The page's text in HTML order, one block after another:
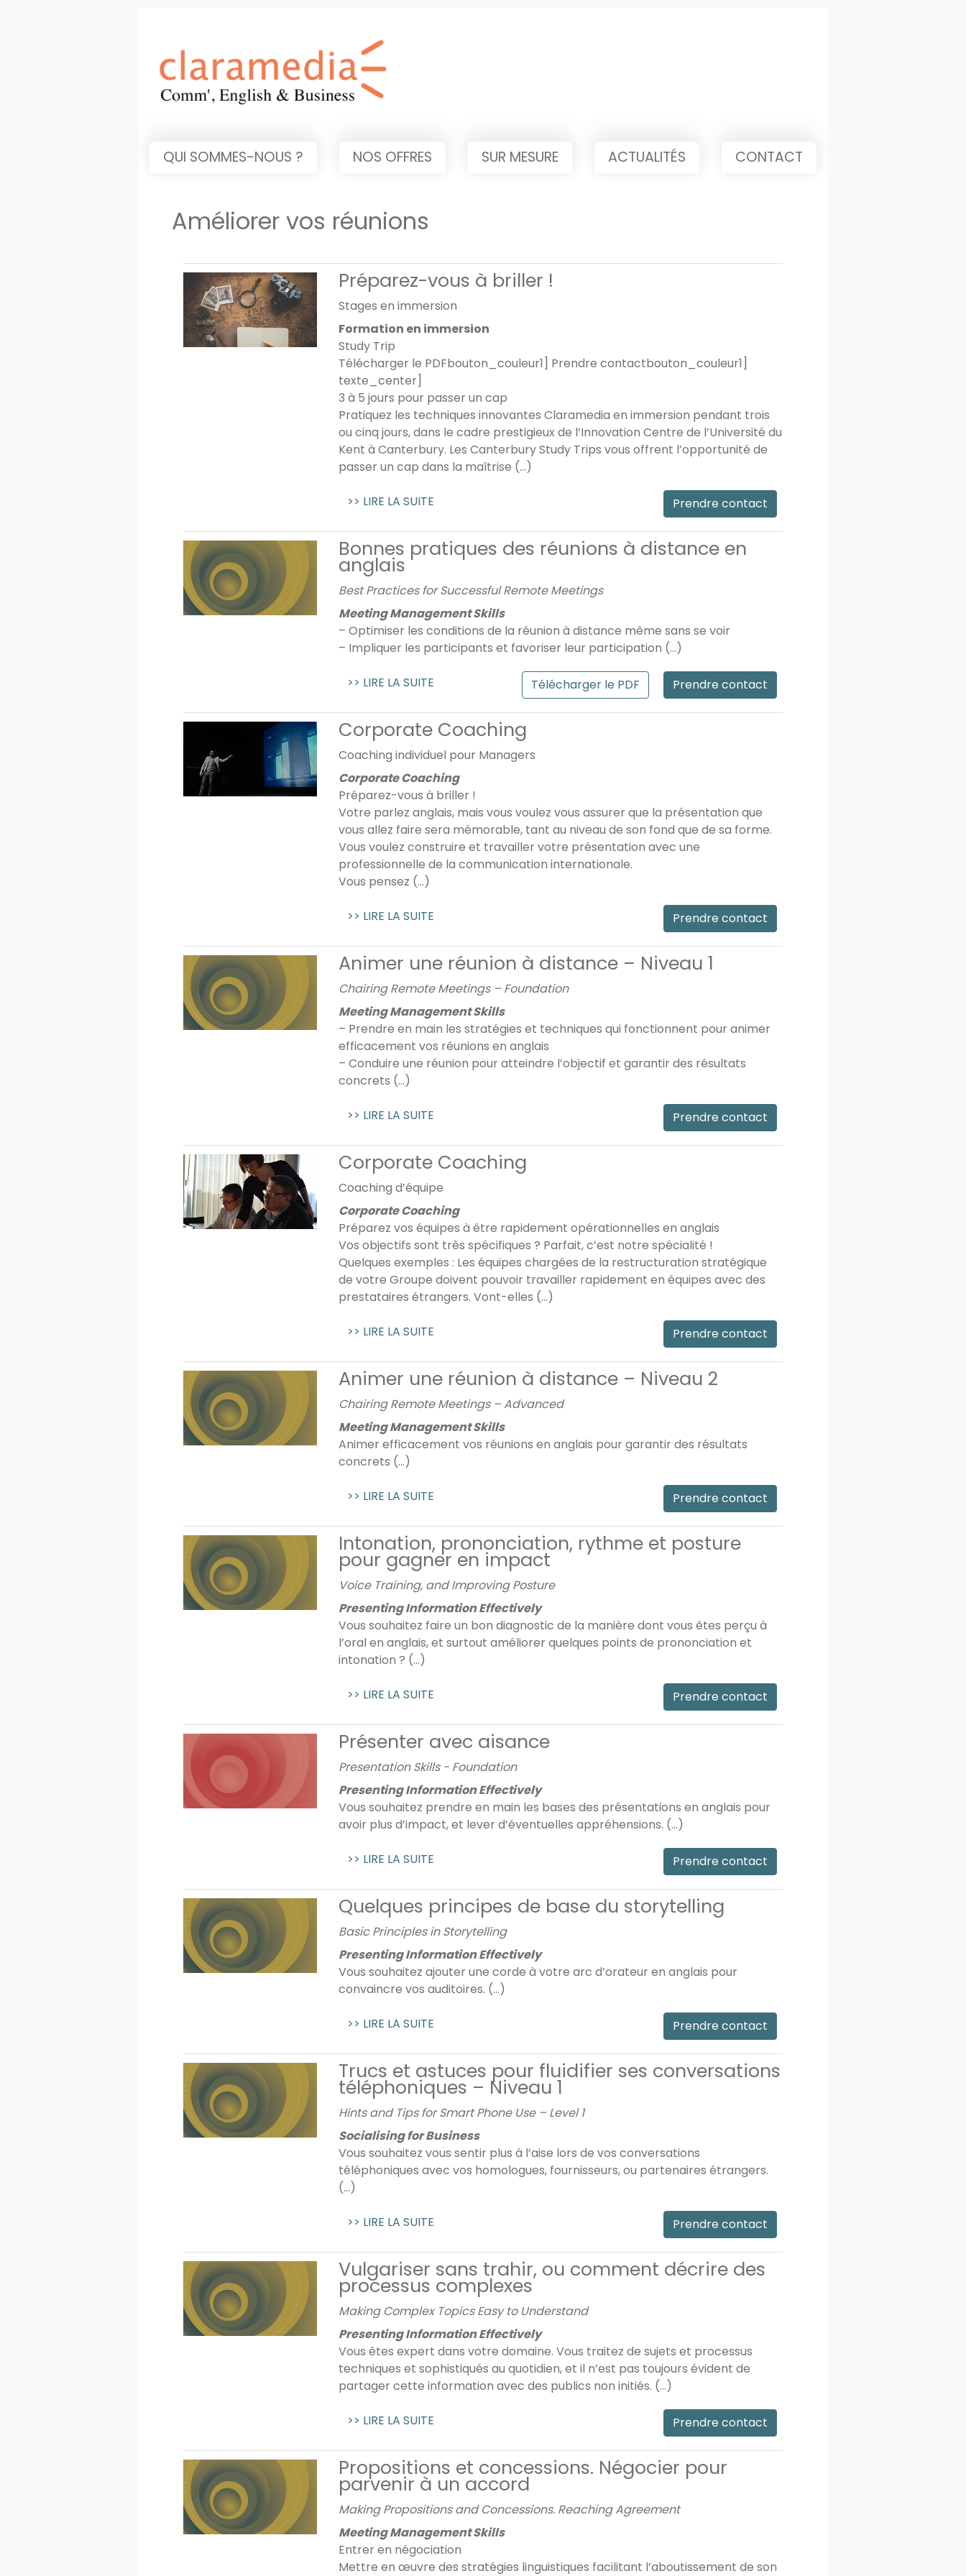
QUI SOMMES-NOUS ? NOS OFFRES SUR MESURE ACTUALITÉS CONTACT
Améliorer vos réunions
Préparez-vous à briller !
Stages en immersion
Formation en immersion
Study Trip
Télécharger le PDFbouton_couleur1] Prendre contactbouton_couleur1]
texte_center]
3 à 5 jours pour passer un cap
Pratiquez les techniques innovantes Claramedia en immersion pendant trois
ou cinq jours, dans le cadre prestigieux de l’Innovation Centre de l’Université du
Kent à Canterbury. Les Canterbury Study Trips vous offrent l’opportunité de
passer un cap dans la maîtrise (…)
>> LIRE LA SUITE Prendre contact
Bonnes pratiques des réunions à distance en
anglais
Best Practices for Successful Remote Meetings
Meeting Management Skills
– Optimiser les conditions de la réunion à distance même sans se voir
– Impliquer les participants et favoriser leur participation (...)
>> LIRE LA SUITE Télécharger le PDF Prendre contact
Corporate Coaching
Coaching individuel pour Managers
Corporate Coaching
Préparez-vous à briller !
Votre parlez anglais, mais vous voulez vous assurer que la présentation que
vous allez faire sera mémorable, tant au niveau de son fond que de sa forme.
Vous voulez construire et travailler votre présentation avec une
professionnelle de la communication internationale.
Vous pensez (...)
>> LIRE LA SUITE Prendre contact
Animer une réunion à distance – Niveau 1
Chairing Remote Meetings – Foundation
Meeting Management Skills
– Prendre en main les stratégies et techniques qui fonctionnent pour animer
efficacement vos réunions en anglais
– Conduire une réunion pour atteindre l’objectif et garantir des résultats
concrets (...)
>> LIRE LA SUITE Prendre contact
Corporate Coaching
Coaching d’équipe
Corporate Coaching
Préparez vos équipes à être rapidement opérationnelles en anglais
Vos objectifs sont très spécifiques ? Parfait, c’est notre spécialité !
Quelques exemples : Les équipes chargées de la restructuration stratégique
de votre Groupe doivent pouvoir travailler rapidement en équipes avec des
prestataires étrangers. Vont-elles (...)
>> LIRE LA SUITE Prendre contact
Animer une réunion à distance – Niveau 2
Chairing Remote Meetings – Advanced
Meeting Management Skills
Animer efficacement vos réunions en anglais pour garantir des résultats
concrets (...)
>> LIRE LA SUITE Prendre contact
Intonation, prononciation, rythme et posture
pour gagner en impact
Voice Training, and Improving Posture
Presenting Information Effectively
Vous souhaitez faire un bon diagnostic de la manière dont vous êtes perçu à
l’oral en anglais, et surtout améliorer quelques points de prononciation et
intonation ? (...)
>> LIRE LA SUITE Prendre contact
Présenter avec aisance
Presentation Skills - Foundation
Presenting Information Effectively
Vous souhaitez prendre en main les bases des présentations en anglais pour
avoir plus d’impact, et lever d’éventuelles appréhensions. (...)
>> LIRE LA SUITE Prendre contact
Quelques principes de base du storytelling
Basic Principles in Storytelling
Presenting Information Effectively
Vous souhaitez ajouter une corde à votre arc d’orateur en anglais pour
convaincre vos auditoires. (...)
>> LIRE LA SUITE Prendre contact
Trucs et astuces pour fluidifier ses conversations
téléphoniques – Niveau 1
Hints and Tips for Smart Phone Use – Level 1
Socialising for Business
Vous souhaitez vous sentir plus à l’aise lors de vos conversations
téléphoniques avec vos homologues, fournisseurs, ou partenaires étrangers.
(...)
>> LIRE LA SUITE Prendre contact
Vulgariser sans trahir, ou comment décrire des
processus complexes
Making Complex Topics Easy to Understand
Presenting Information Effectively
Vous êtes expert dans votre domaine. Vous traitez de sujets et processus
techniques et sophistiqués au quotidien, et il n’est pas toujours évident de
partager cette information avec des publics non initiés. (...)
>> LIRE LA SUITE Prendre contact
Propositions et concessions. Négocier pour
parvenir à un accord
Making Propositions and Concessions. Reaching Agreement
Meeting Management Skills
Entrer en négociation
Mettre en œuvre des stratégies linguistiques facilitant l’aboutissement de son